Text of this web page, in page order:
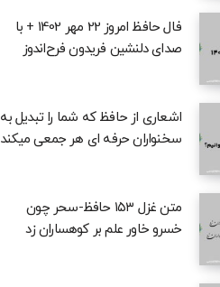
فال حافظ امروز 22 مهر 1402 + با
صدای دلنشین فریدون فرح‌اندوز
اشعاری از حافظ که شما را تبدیل به
سخنواران حرفه ای هر جمعی میکند
متن غزل ۱۵۳ حافظ-سحر چون
خسرو خاور علم بر کوهساران زد